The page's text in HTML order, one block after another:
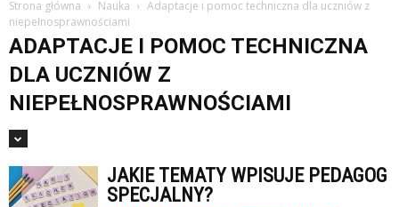
Strona główna Nauka
Adaptacje i pomoc techniczna dla uczniów z
niepełnosprawnościami
ADAPTACJE I POMOC TECHNICZNA
DLA UCZNIÓW Z
NIEPEŁNOSPRAWNOŚCIAMI
JAKIE TEMATY WPISUJE PEDAGOG
SPECJALNY?